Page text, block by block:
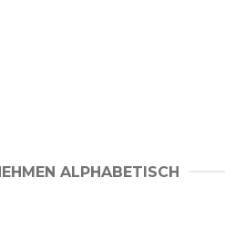
ALPHABETISCH